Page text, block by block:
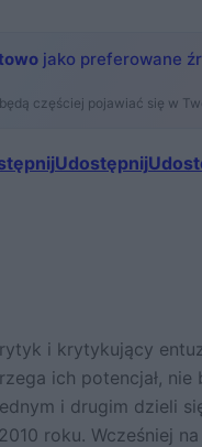
jako preferowane
częściej pojawiać się w
Udostępnij
i krytykujący
ich potencjał, nie
i drugim dzieli
roku. Wcześniej na